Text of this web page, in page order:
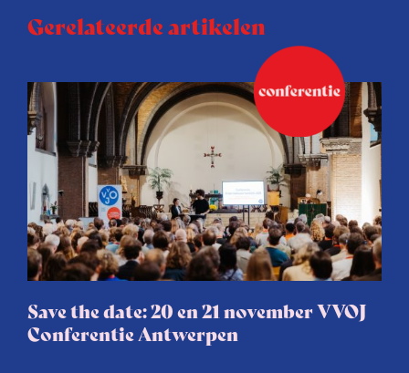
Gerelateerde artikelen
Save the date: 20 en 21 november VVOJ
Conferentie Antwerpen